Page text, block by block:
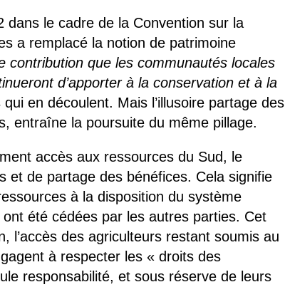
dans le cadre de la Convention sur la
a remplacé la notion de patrimoine
contribution que les communautés locales
d’apporter à la conservation et à la
en découlent. Mais l’illusoire partage des
entraîne la poursuite du même pillage.
accès aux ressources du Sud, le
et de partage des bénéfices. Cela signifie
à la disposition du système
été cédées par les autres parties. Cet
l’accès des agriculteurs restant soumis au
à respecter les « droits des
responsabilité, et sous réserve de leurs